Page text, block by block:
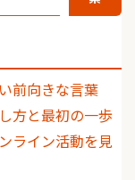
前向きな言葉
方と最初の一歩
ライン活動を見